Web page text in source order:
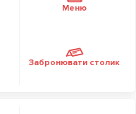
Меню
Забронювати столик